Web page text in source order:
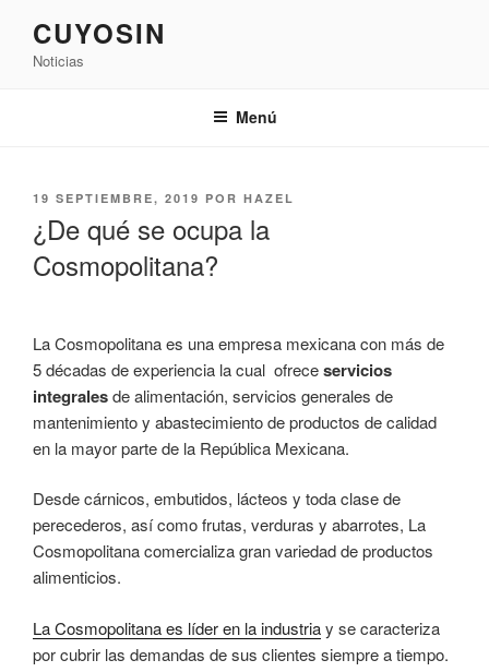
contenido
CUYOSIN
Noticias
Menú
PUBLICADO
19 SEPTIEMBRE, 2019 POR HAZEL
¿De qué se ocupa la
Cosmopolitana?
La Cosmopolitana es una empresa mexicana con más de
5 décadas de experiencia la cual ofreceservicios
integralesde alimentación, servicios generales de
mantenimiento y abastecimiento de productos de calidad
en la mayor parte de la República Mexicana.
Desde cárnicos, embutidos, lácteos y toda clase de
perecederos, así como frutas, verduras y abarrotes, La
Cosmopolitana comercializa gran variedad de productos
alimenticios.
La Cosmopolitana es líder en la industriay se caracteriza
por cubrir las demandas de sus clientes siempre a tiempo.